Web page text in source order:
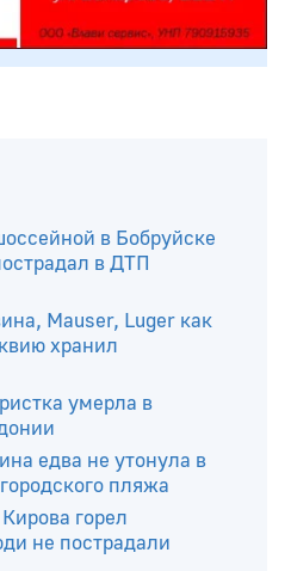
в Бобруйске
в ДТП
Mauser, Luger как
хранил
умерла в
едва не утонула в
пляжа
горел
не пострадали